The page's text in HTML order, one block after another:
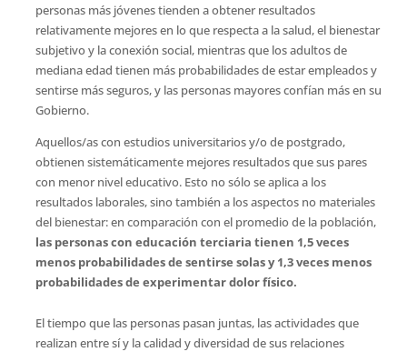
personas más jóvenes tienden a obtener resultados
relativamente mejores en lo que respecta a la salud, el bienestar
subjetivo y la conexión social, mientras que los adultos de
mediana edad tienen más probabilidades de estar empleados y
sentirse más seguros, y las personas mayores confían más en su
Gobierno.
Aquellos/as con estudios universitarios y/o de postgrado,
obtienen sistemáticamente mejores resultados que sus pares
con menor nivel educativo. Esto no sólo se aplica a los
resultados laborales, sino también a los aspectos no materiales
del bienestar: en comparación con el promedio de la población,
las personas con educación terciaria tienen 1,5 veces
menos probabilidades de sentirse solas y 1,3 veces menos
probabilidades de experimentar dolor físico.
El tiempo que las personas pasan juntas, las actividades que
realizan entre sí y la calidad y diversidad de sus relaciones